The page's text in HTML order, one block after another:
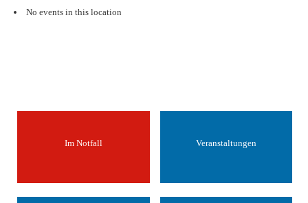
No events in this location
Im Notfall Veranstaltungen